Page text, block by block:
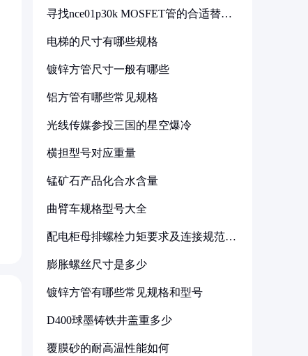
寻找nce01p30k MOSFET管的合适替代
电梯的尺寸有哪些规格
镀锌方管尺寸一般有哪些
铝方管有哪些常见规格
光线传媒参投三国的星空爆冷
横担型号对应重量
锰矿石产品化合水含量
曲臂车规格型号大全
配电柜母排螺栓力矩要求及连接规范详
膨胀螺丝尺寸是多少
镀锌方管有哪些常见规格和型号
D400球墨铸铁井盖重多少
覆膜砂的耐高温性能如何